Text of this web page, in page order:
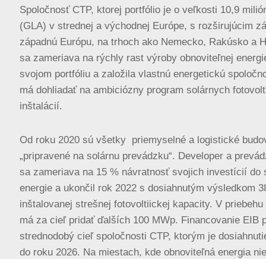
Spoločnosť CTP, ktorej portfólio je o veľkosti 10,9
(GLA) v strednej a východnej Európe, s rozširujúcim
západnú Európu, na trhoch ako Nemecko, Rakúsko a
sa zameriava na rýchly rast výroby obnoviteľnej
svojom portfóliu a založila vlastnú energetickú
má dohliadať na ambiciózny program solárnych
inštalácií.
Od roku 2020 sú všetky priemyselné a logistické
„pripravené na solárnu prevádzku“. Developer a
sa zameriava na 15 % návratnosť svojich investícií do
energie a ukončil rok 2022 s dosiahnutým výsledkom
inštalovanej strešnej fotovoltiickej kapacity. V priebehu
má za cieľ pridať ďalších 100 MWp. Financovanie EIB
strednodobý cieľ spoločnosti CTP, ktorým je
do roku 2026. Na miestach, kde obnoviteľná energia